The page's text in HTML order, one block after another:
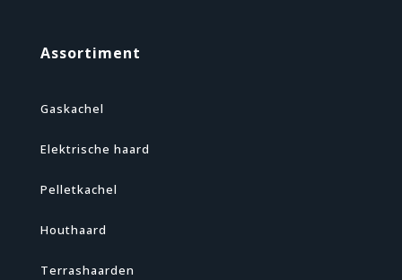
Assortiment
Gaskachel
Elektrische haard
Pelletkachel
Houthaard
Terrashaarden